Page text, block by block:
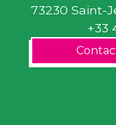
73230 Saint-
+33